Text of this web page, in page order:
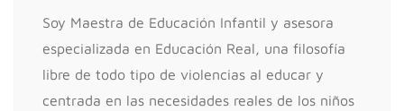
Soy Maestra de Educación Infantil y asesora
especializada en Educación Real, una filosofía
libre de todo tipo de violencias al educar y
centrada en las necesidades reales de los niños